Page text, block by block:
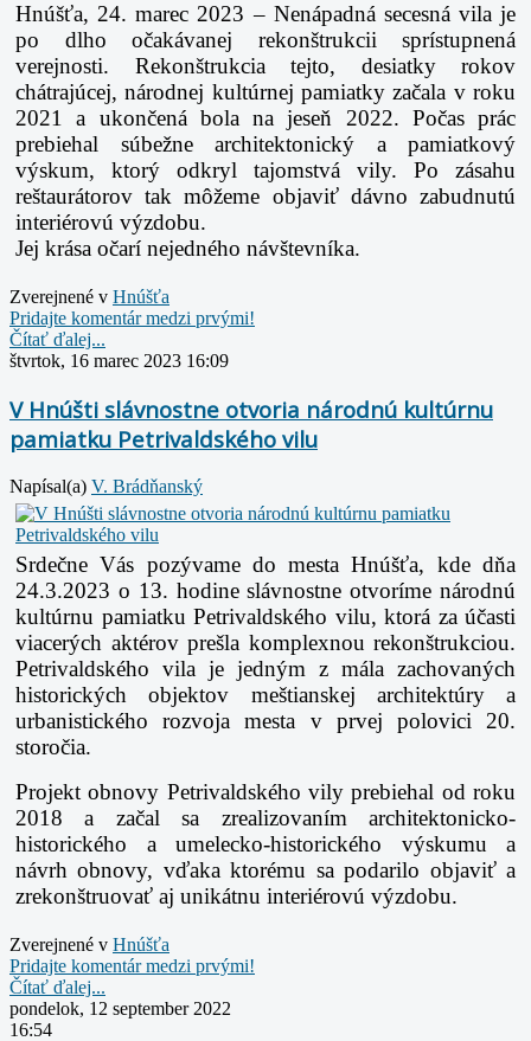
Hnúšťa, 24. marec 2023 – Nenápadná secesná vila je
po dlho očakávanej rekonštrukcii sprístupnená
verejnosti. Rekonštrukcia tejto, desiatky rokov
chátrajúcej, národnej kultúrnej pamiatky začala v roku
2021 a ukončená bola na jeseň 2022. Počas prác
prebiehal súbežne architektonický a pamiatkový
výskum, ktorý odkryl tajomstvá vily. Po zásahu
reštaurátorov tak môžeme objaviť dávno zabudnutú
interiérovú výzdobu.
Jej krása očarí nejedného návštevníka.
Zverejnené v Hnúšťa
Pridajte komentár medzi prvými!
Čítať ďalej...
štvrtok, 16 marec 2023 16:09
V Hnúšti slávnostne otvoria národnú kultúrnu
pamiatku Petrivaldského vilu
Napísal(a) V. Brádňanský
Srdečne Vás pozývame do mesta Hnúšťa, kde dňa
24.3.2023 o 13. hodine slávnostne otvoríme národnú
kultúrnu pamiatku Petrivaldského vilu, ktorá za účasti
viacerých aktérov prešla komplexnou rekonštrukciou.
Petrivaldského vila je jedným z mála zachovaných
historických objektov meštianskej architektúry a
urbanistického rozvoja mesta v prvej polovici 20.
storočia.
Projekt obnovy Petrivaldského vily prebiehal od roku
2018 a začal sa zrealizovaním architektonicko-
historického a umelecko-historického výskumu a
návrh obnovy, vďaka ktorému sa podarilo objaviť a
zrekonštruovať aj unikátnu interiérovú výzdobu.
Zverejnené v Hnúšťa
Pridajte komentár medzi prvými!
Čítať ďalej...
pondelok, 12 september 2022
16:54